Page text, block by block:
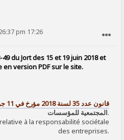
pm 17:26
du Jort des 15 et 19 juin 2018 et
version PDF sur le site.
قانون عدد 35 لسنة 2018 مؤرخ في 11 جوان 2018
المجتمعية للمؤسسات.
à la responsabilité sociétale
des entreprises.